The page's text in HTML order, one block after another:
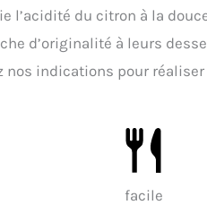
l’acidité du citron à la
d’originalité à leurs
indications pour
facile